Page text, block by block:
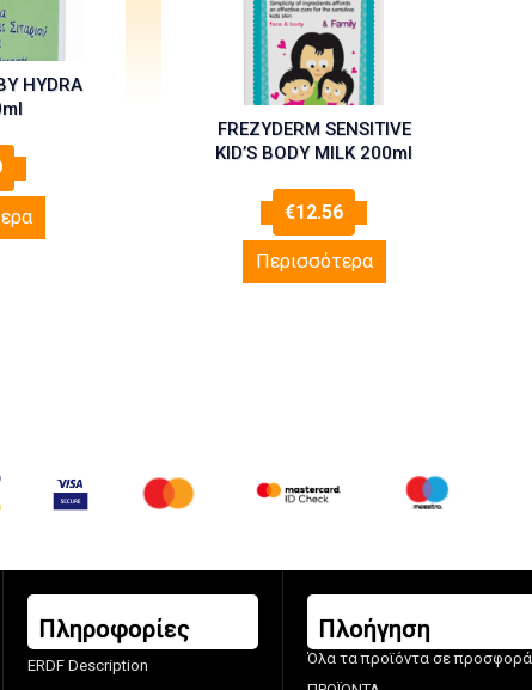
HYDRA
FREZYDERM SENSITIVE
KID’S BODY MILK 200ml
€12.56
Περισσότερα
Πληροφορίες
ERDF Description
Πλοήγηση
Όλα τα προϊόντα σε προσφορά